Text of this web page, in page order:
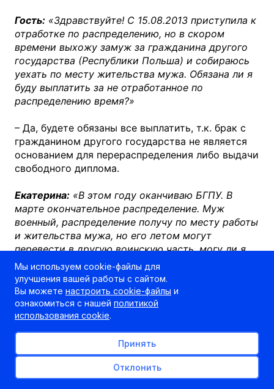
Гость: «Здравствуйте! С 15.08.2013 приступила к
отработке по распределению, но в скором
времени выхожу замуж за гражданина другого
государства (Республики Польша) и собираюсь
уехать по месту жительства мужа. Обязана ли я
буду выплатить за не отработанное по
распределению время?»
– Да, будете обязаны все выплатить, т.к. брак с
гражданином другого государства не является
основанием для перераспределения либо выдачи
свободного диплома.
Екатерина: «В этом году оканчиваю БГПУ. В
марте окончательное распределение. Муж
военный, распределение получу по месту работы
и жительства мужа, но его летом могут
перевести в другую воинскую часть, могу ли я
перераспределиться?»
– Да. Как только мужа переведут в другую
воинскую часть, в отдел кадров своего учебного
заведения можете подавать документы на
перераспределение для воссоединения семьи.
Целевое направление
С выпускниками, обучавшимися по целевому
Мы используем cookie-файлы для
улучшения вашей работы с сайтом.
Вы можете настроить cookie-файлы и
ознакомиться с нашей политикой
использования cookie.
Принять
Отклонить